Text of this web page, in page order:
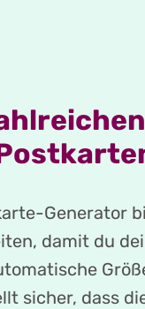
Generator
damit du
sicher, dass